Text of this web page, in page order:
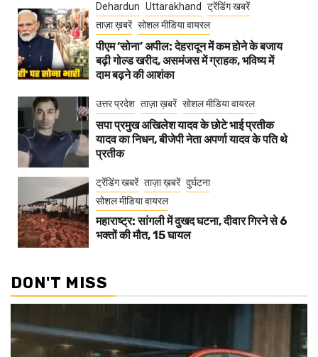
Dehardun Uttarakhand
ट्रेंडिंग खबरें
ताज़ा ख़बरें सोशल मीडिया वायरल
पीएम ‘सोना’ अपील: देहरादून में कम होने के बजाय
बढ़ी गोल्ड खरीद, असमंजस में ग्राहक, भविष्य में
दाम बढ़ने की आशंका
उत्तर प्रदेश ताज़ा ख़बरें सोशल मीडिया वायरल
सपा प्रमुख अखिलेश यादव के छोटे भाई प्रतीक
यादव का निधन, बीजेपी नेता अपर्णा यादव के पति थे
प्रतीक
ट्रेंडिंग खबरें ताज़ा ख़बरें दुर्घटना
सोशल मीडिया वायरल
महाराष्ट्र: सांगली में दुखद घटना, दीवार गिरने से 6
भक्तों की मौत, 15 घायल
DON'T MISS